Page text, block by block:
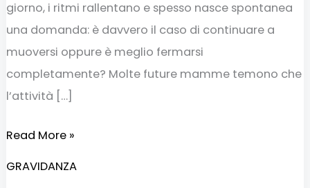
giorno, i ritmi rallentano e spesso nasce spontanea
una domanda: è davvero il caso di continuare a
muoversi oppure è meglio fermarsi
completamente? Molte future mamme temono che
l’attività […]
Read More »
GRAVIDANZA